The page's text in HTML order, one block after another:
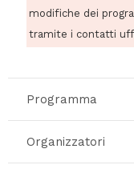
modifiche dei
tramite i contatti
Programma
Organizzatori